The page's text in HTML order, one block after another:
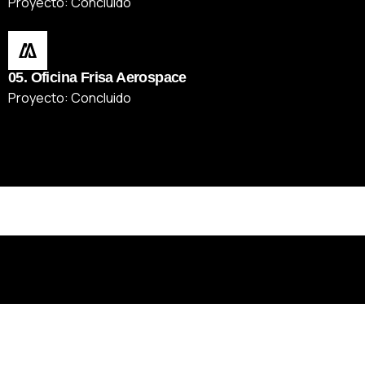
05. Oficina Frisa Aerospace
Proyecto: Concluido